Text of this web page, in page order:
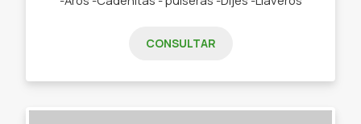
CONSULTAR